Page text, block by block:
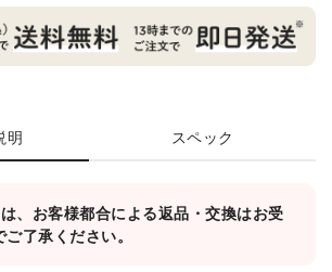
明 スペック
、お客様都合による返品・交換はお受
了承ください。